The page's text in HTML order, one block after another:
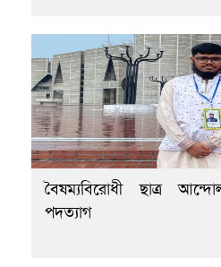
বৈষম্যবিরোধী ছাত্র
পদত্যাগ